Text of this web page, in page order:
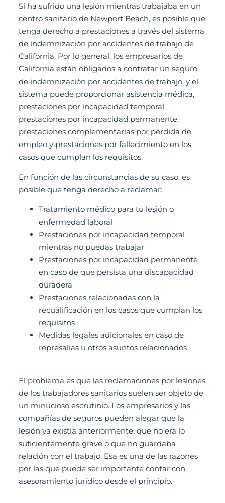
Si ha sufrido una lesión mientras trabajaba en un
centro sanitario de Newport Beach, es posible que
tenga derecho a prestaciones a través del sistema
de indemnización por accidentes de trabajo de
California. Por lo general, los empresarios de
California están obligados a contratar un seguro
de indemnización por accidentes de trabajo, y el
sistema puede proporcionar asistencia médica,
prestaciones por incapacidad temporal,
prestaciones por incapacidad permanente,
prestaciones complementarias por pérdida de
empleo y prestaciones por fallecimiento en los
casos que cumplan los requisitos.
En función de las circunstancias de su caso, es
posible que tenga derecho a reclamar:
Tratamiento médico para tu lesión o
enfermedad laboral
Prestaciones por incapacidad temporal
mientras no puedas trabajar
Prestaciones por incapacidad permanente
en caso de que persista una discapacidad
duradera
Prestaciones relacionadas con la
recualificación en los casos que cumplan los
requisitos
Medidas legales adicionales en caso de
represalias u otros asuntos relacionados
El problema es que las reclamaciones por lesiones
de los trabajadores sanitarios suelen ser objeto de
un minucioso escrutinio. Los empresarios y las
compañías de seguros pueden alegar que la
lesión ya existía anteriormente, que no era lo
suficientemente grave o que no guardaba
relación con el trabajo. Esa es una de las razones
por las que puede ser importante contar con
asesoramiento jurídico desde el principio.